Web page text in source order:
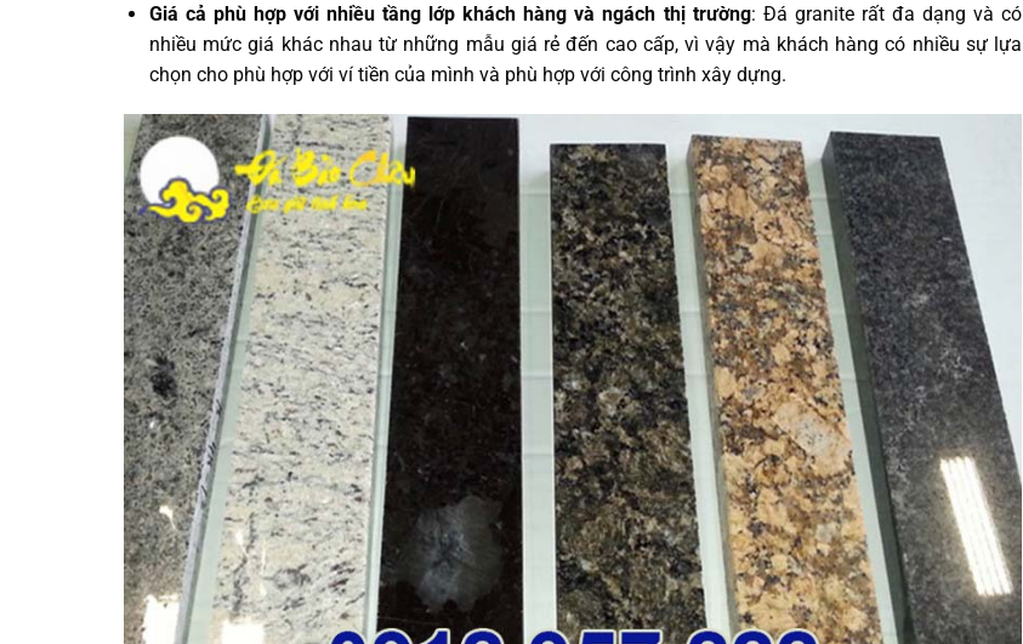
Giá cả phù hợp với nhiều tầng lớp khách hàng và ngách thị trường: Đá granite rất đa dạng và có
nhiều mức giá khác nhau từ những mẫu giá rẻ đến cao cấp, vì vậy mà khách hàng có nhiều sự lựa
chọn cho phù hợp với ví tiền của mình và phù hợp với công trình xây dựng.